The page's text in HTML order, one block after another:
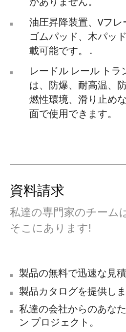
油圧昇降装置、Vフレ
ゴムパッド、木パッ
載可能です。 .
レードル レール トラ
は、防爆、耐高温、
燃性環境、滑り止め
面で使用できます。
資料請求
私達の専門家のチーム
そこにあります!
製品の無料で迅速な見積
製品カタログを提供しま
私達の会社からのあな
ン プロジェクト。